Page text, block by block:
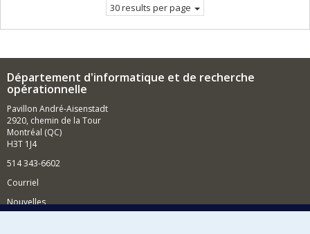
30 results per page
Département d'informatique et de recherche
opérationnelle
Pavillon André-Aisenstadt
2920, chemin de la Tour
Montréal (QC)
H3T 1J4
514 343-6602
Courriel
Nouvelles